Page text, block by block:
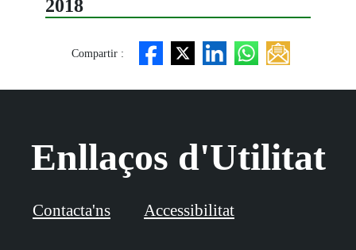
2018
Compartir :
Enllaços d'Utilitat
Contacta'ns Accessibilitat